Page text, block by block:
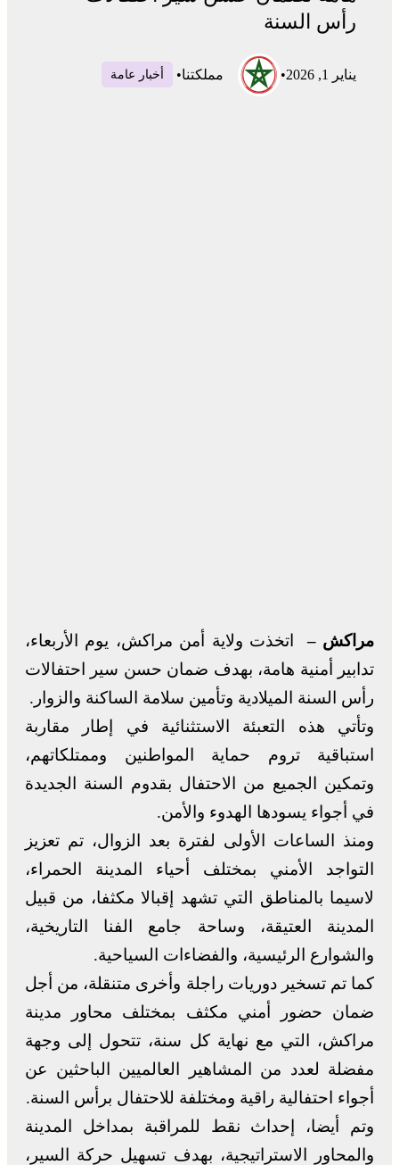
رأس السنة
يناير 1, 2026 • مملكتنا• أخبار عامة
مراكش –اتخذت ولاية أمن مراكش، يوم الأربعاء،
تدابير أمنية هامة، بهدف ضمان حسن سير احتفالات
رأس السنة الميلادية وتأمين سلامة الساكنة والزوار.
وتأتي هذه التعبئة الاستثنائية في إطار مقاربة
استباقية تروم حماية المواطنين وممتلكاتهم،
وتمكين الجميع من الاحتفال بقدوم السنة الجديدة
في أجواء يسودها الهدوء والأمن.
ومنذ الساعات الأولى لفترة بعد الزوال، تم تعزيز
التواجد الأمني بمختلف أحياء المدينة الحمراء،
لاسيما بالمناطق التي تشهد إقبالا مكثفا، من قبيل
المدينة العتيقة، وساحة جامع الفنا التاريخية،
والشوارع الرئيسية، والفضاءات السياحية.
كما تم تسخير دوريات راجلة وأخرى متنقلة، من أجل
ضمان حضور أمني مكثف بمختلف محاور مدينة
مراكش، التي مع نهاية كل سنة، تتحول إلى وجهة
مفضلة لعدد من المشاهير العالميين الباحثين عن
أجواء احتفالية راقية ومختلفة للاحتفال برأس السنة.
وتم أيضا، إحداث نقط للمراقبة بمداخل المدينة
والمحاور الاستراتيجية، بهدف تسهيل حركة السير،